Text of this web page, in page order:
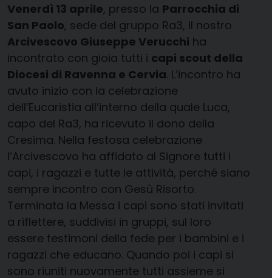
Venerdì 13 aprile, presso la Parrocchia di
San Paolo, sede del gruppo Ra3, il nostro
Arcivescovo Giuseppe Verucchi ha
incontrato con gioia tutti i capi scout della
Diocesi di Ravenna e Cervia. L’incontro ha
avuto inizio con la celebrazione
dell’Eucaristia all’interno della quale Luca,
capo del Ra3, ha ricevuto il dono della
Cresima. Nella festosa celebrazione
l’Arcivescovo ha affidato al Signore tutti i
capi, i ragazzi e tutte le attività, perché siano
sempre incontro con Gesù Risorto.
Terminata la Messa i capi sono stati invitati
a riflettere, suddivisi in gruppi, sul loro
essere testimoni della fede per i bambini e i
ragazzi che educano. Quando poi i capi si
sono riuniti nuovamente tutti assieme si